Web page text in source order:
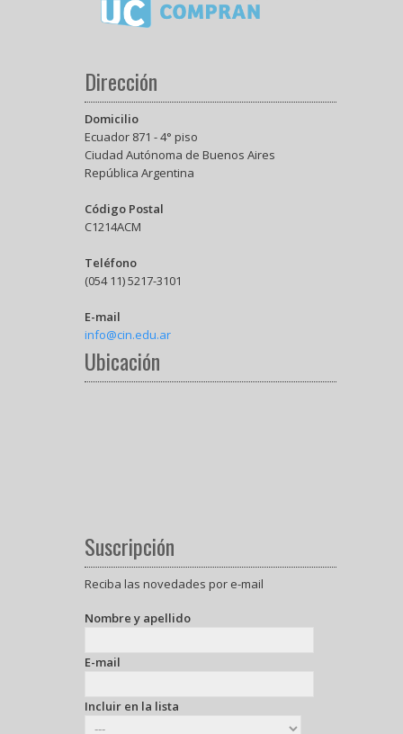
Dirección
Domicilio
Ecuador 871 - 4° piso
Ciudad Autónoma de Buenos Aires
República Argentina
Código Postal
C1214ACM
Teléfono
(054 11) 5217-3101
E-mail
info@cin.edu.ar
Ubicación
Suscripción
Reciba las novedades por e-mail
Nombre y apellido
E-mail
Incluir en la lista